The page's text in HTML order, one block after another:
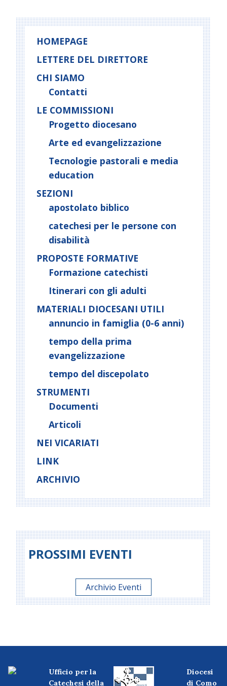
HOMEPAGE
LETTERE DEL DIRETTORE
CHI SIAMO
Contatti
LE COMMISSIONI
Progetto diocesano
Arte ed evangelizzazione
Tecnologie pastorali e media
education
SEZIONI
apostolato biblico
catechesi per le persone con
disabilità
PROPOSTE FORMATIVE
Formazione catechisti
Itinerari con gli adulti
MATERIALI DIOCESANI UTILI
annuncio in famiglia (0-6 anni)
tempo della prima
evangelizzazione
tempo del discepolato
STRUMENTI
Documenti
Articoli
NEI VICARIATI
LINK
ARCHIVIO
PROSSIMI EVENTI
Archivio Eventi
Ufficio per la
Catechesi della
Diocesi
di Como